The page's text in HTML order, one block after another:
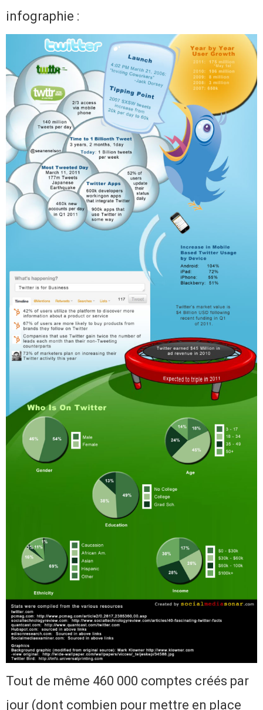
infographie :
Tout de même 460 000 comptes créés par
jour (dont combien pour mettre en place